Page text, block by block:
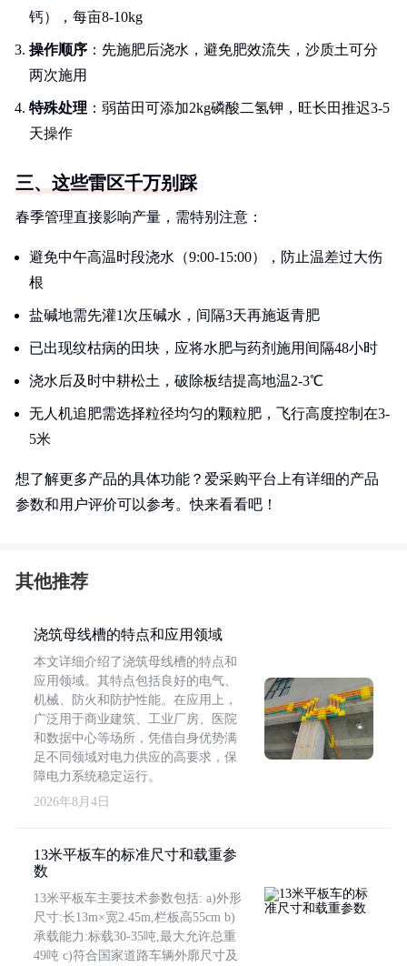
钙），每亩8-10kg
操作顺序 ：先施肥后浇水，避免肥效流失，沙质土可分
两次施用
特殊处理 ：弱苗田可添加2kg磷酸二氢钾，旺长田推迟3-5
天操作
三、这些雷区千万别踩
春季管理直接影响产量，需特别注意：
避免中午高温时段浇水（9:00-15:00），防止温差过大伤
根
盐碱地需先灌1次压碱水，间隔3天再施返青肥
已出现纹枯病的田块，应将水肥与药剂施用间隔48小时
浇水后及时中耕松土，破除板结提高地温2-3℃
无人机追肥需选择粒径均匀的颗粒肥，飞行高度控制在3-
5米
想了解更多产品的具体功能？爱采购平台上有详细的产品
参数和用户评价可以参考。快来看看吧！
其他推荐
浇筑母线槽的特点和应用领域
本文详细介绍了浇筑母线槽的特点和
应用领域。其特点包括良好的电气、
机械、防火和防护性能。在应用上，
广泛用于商业建筑、工业厂房、医院
和数据中心等场所，凭借自身优势满
足不同领域对电力供应的高要求，保
障电力系统稳定运行。
2026年8月4日
13米平板车的标准尺寸和载重参
数
13米平板车主要技术参数包括: a)外形
尺寸:长13m×宽2.45m,栏板高55cm b)
承载能力:标载30-35吨,最大允许总重
49吨 c)符合国家道路车辆外廓尺寸及